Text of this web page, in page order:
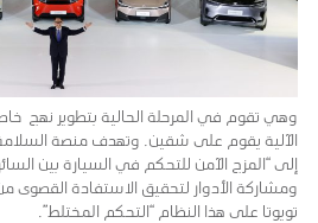
وهي تقوم في المرحلة الحالية بتطوير نهج خاص
إلى “المزج الآمن للتحكم في السيارة بين
ومشاركة الأدوار لتحقيق الاستفادة القصوى
تويوتا على هذا النظام “التحكم المختلط”.